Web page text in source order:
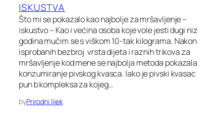
ISKUSTVA
Što mi se pokazalo kao najbolje za mršavljenje –
iskustvo – Kao i većina osoba koje vole jesti dugi niz
godina mučim se s viškom 10-tak kilograma. Nakon
isprobanih bezbroj vrsta dijeta i raznih trikova za
mršavljenje kod mene se najbolja metoda pokazala
konzumiranje pivskog kvasca. Iako je pivski kvasac
pun b kompleksa za kojeg…
byPrirodni lijek